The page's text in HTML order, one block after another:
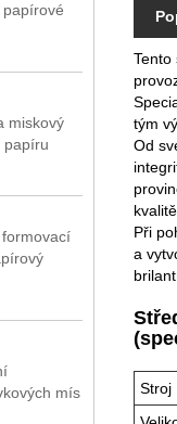
miskový
papíru
mís
Tento
tým
Od
Při
a
Stroj